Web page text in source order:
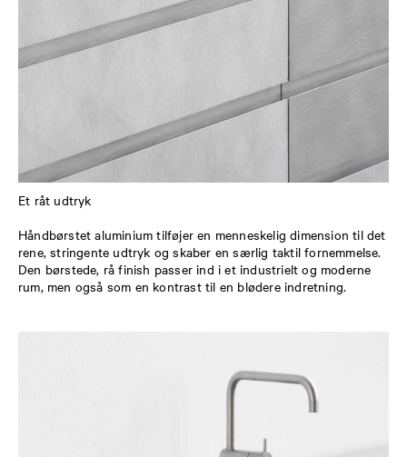
Et råt udtryk
Håndbørstet aluminium tilføjer en menneskelig dimension til det
rene, stringente udtryk og skaber en særlig taktil fornemmelse.
Den børstede, rå finish passer ind i et industrielt og moderne
rum, men også som en kontrast til en blødere indretning.